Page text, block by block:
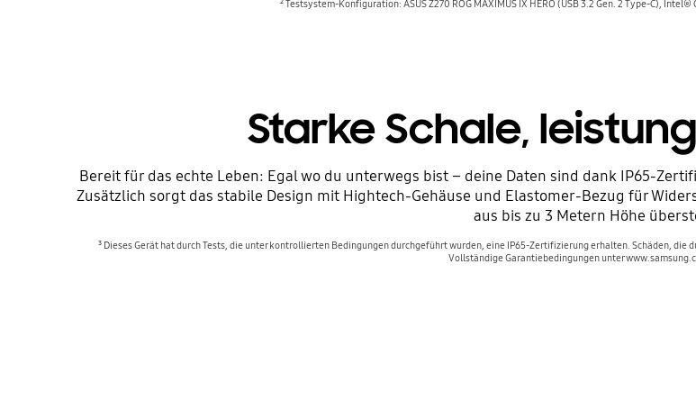
² Testsystem-Konfiguration: ASUS Z270 ROG MAXIMUS IX HERO (USB 3.2 Gen. 2 Type-C), Intel®
Starke Schale,
Bereit für das echte Leben: Egal wo du unterwegs bist – deine Daten sind dank IP65-
Zusätzlich sorgt das stabile Design mit Hightech-Gehäuse und Elastomer-Bezug für
aus bis zu 3 Metern Höhe
³ Dieses Gerät hat durch Tests, die unter kontrollierten Bedingungen durchgeführt wurden, eine IP65-Zertifizierung erhalten. Schäden,
Vollständige Garantiebedingungen unter